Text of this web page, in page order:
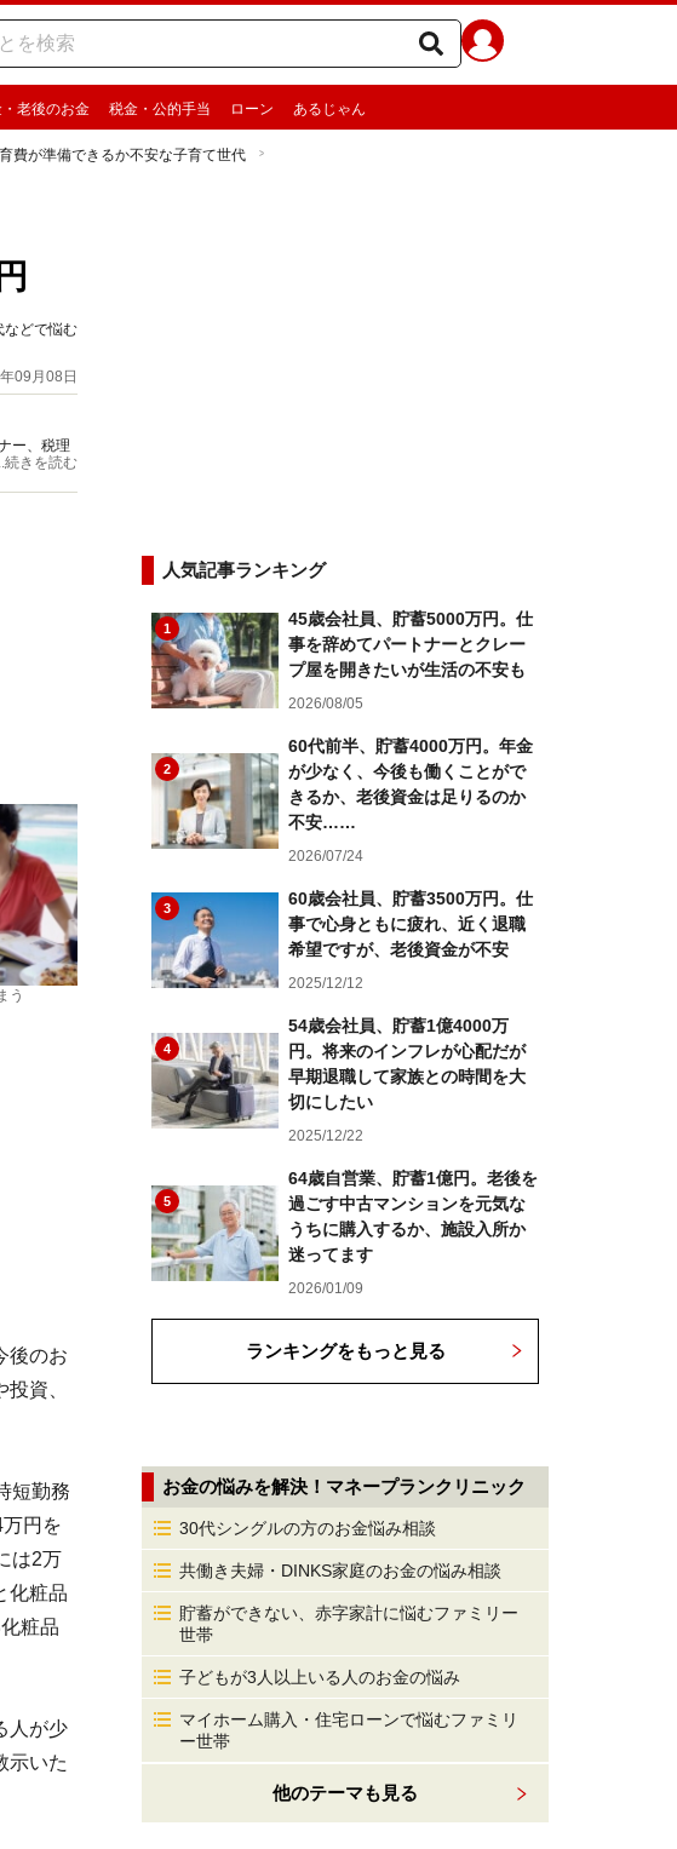
老後のお金 税金・公的手当 ローン あるじゃん
費が準備できるか不安な子育て世代
などで悩む
09月08日
ー、税理
マネー最
続きを読む
う
後のお
資、
短勤務
円を
は2万
化粧品
粧品
人が少
示いた
人気記事ランキング
1
45歳会社員、貯蓄5000万円。仕
事を辞めてパートナーとクレー
プ屋を開きたいが生活の不安も
2026/08/05
2
60代前半、貯蓄4000万円。年金
が少なく、今後も働くことがで
きるか、老後資金は足りるのか
不安……
2026/07/24
3
60歳会社員、貯蓄3500万円。仕
事で心身ともに疲れ、近く退職
希望ですが、老後資金が不安
2025/12/12
4
54歳会社員、貯蓄1億4000万
円。将来のインフレが心配だが
早期退職して家族との時間を大
切にしたい
2025/12/22
5
64歳自営業、貯蓄1億円。老後を
過ごす中古マンションを元気な
うちに購入するか、施設入所か
迷ってます
2026/01/09
ランキングをもっと見る
お金の悩みを解決！マネープランクリニック
30代シングルの方のお金悩み相談
共働き夫婦・DINKS家庭のお金の悩み相談
貯蓄ができない、赤字家計に悩むファミリー
世帯
子どもが3人以上いる人のお金の悩み
マイホーム購入・住宅ローンで悩むファミリ
ー世帯
他のテーマも見る